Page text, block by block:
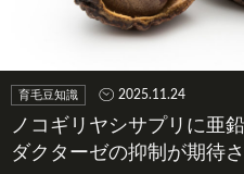
育毛豆知識 2025.11.24
ノコギリヤシサプリに亜
ダクターゼの抑制が期待